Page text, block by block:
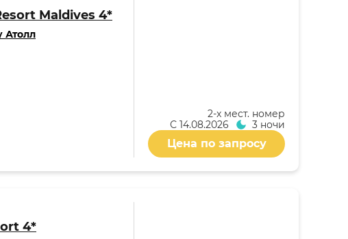
Maldives 4*
Атолл
2-x мест. номер
С 14.08.2026 3 ночи
Цена по запросу
4*